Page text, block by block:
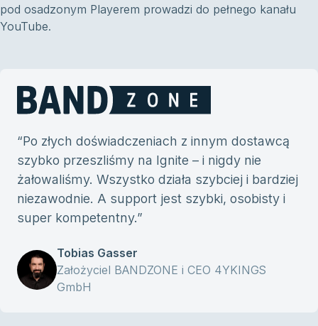
pod osadzonym Playerem prowadzi do pełnego kanału
YouTube.
“Po złych doświadczeniach z innym dostawcą
szybko przeszliśmy na Ignite – i nigdy nie
żałowaliśmy. Wszystko działa szybciej i bardziej
niezawodnie. A support jest szybki, osobisty i
super kompetentny.”
Tobias Gasser
Założyciel BANDZONE i CEO 4YKINGS
GmbH